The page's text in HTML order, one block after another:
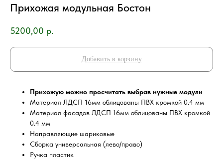
Прихожая модульная Бостон
5200,00 р.
Добавить в корзину
Прихожую можно просчитать выбрав нужные модули
Материал ЛДСП 16мм облицованы ПВХ кромкой 0.4 мм
Материал фасадов ЛДСП 16мм облицованы ПВХ кромкой
0.4 мм
Направляющие шариковые
Сборка универсальная (лево/право)
Ручка пластик